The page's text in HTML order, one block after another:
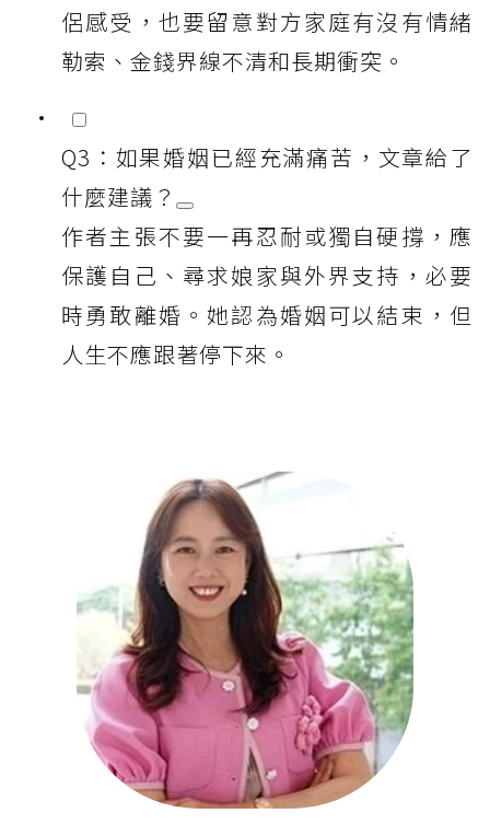
侶感受，也要留意對方家庭有沒有情緒
勒索、金錢界線不清和長期衝突。
Q3：如果婚姻已經充滿痛苦，文章給了
什麼建議？
作者主張不要一再忍耐或獨自硬撐，應
保護自己、尋求娘家與外界支持，必要
時勇敢離婚。她認為婚姻可以結束，但
人生不應跟著停下來。